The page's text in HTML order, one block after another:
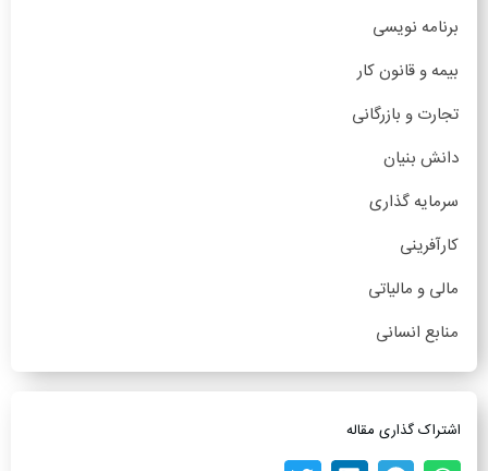
برنامه نویسی
بیمه و قانون کار
تجارت و بازرگانی
دانش بنیان
سرمایه گذاری
کارآفرینی
مالی و مالیاتی
منابع انسانی
اشتراک گذاری مقاله